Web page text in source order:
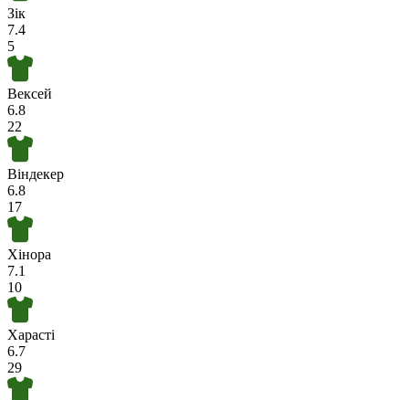
Зік
7.4
5
Вексей
6.8
22
Віндекер
6.8
17
Хінора
7.1
10
Харасті
6.7
29